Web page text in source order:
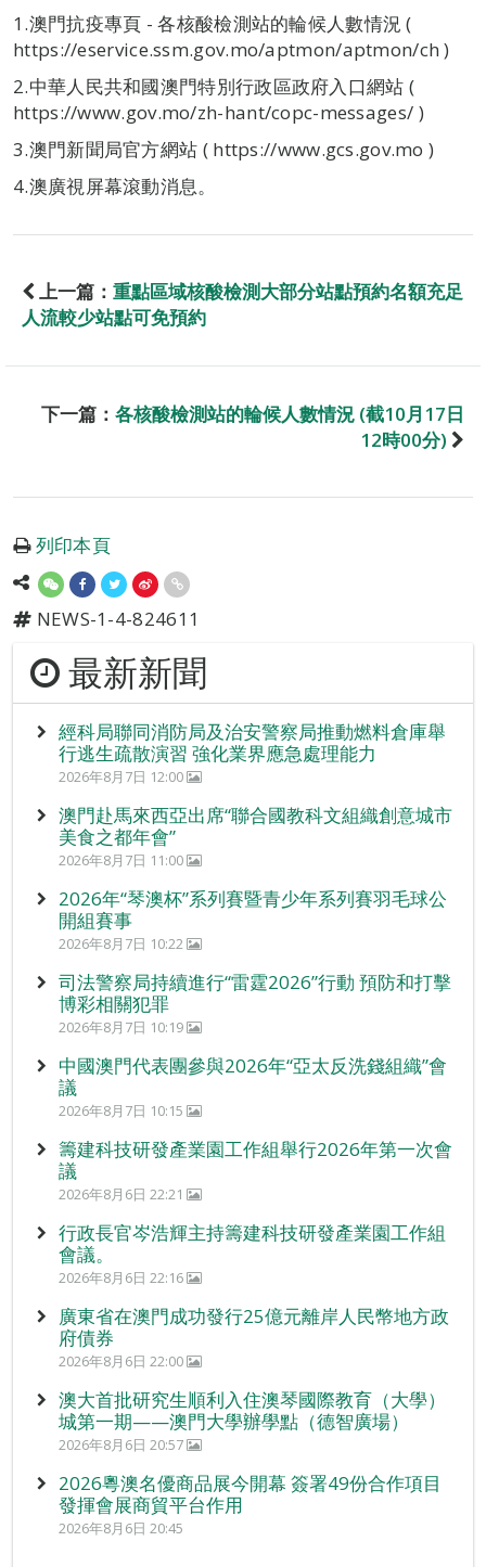
1.澳門抗疫專頁 - 各核酸檢測站的輪候人數情況 (
https://eservice.ssm.gov.mo/aptmon/aptmon/ch )
2.中華人民共和國澳門特別行政區政府入口網站 (
https://www.gov.mo/zh-hant/copc-messages/ )
3.澳門新聞局官方網站 ( https://www.gcs.gov.mo )
4.澳廣視屏幕滾動消息。
上一篇： 重點區域核酸檢測大部分站點預約名額充足
人流較少站點可免預約
下一篇： 各核酸檢測站的輪候人數情況 (截10月17日
12時00分)
列印本頁
NEWS-1-4-824611
最新新聞
經科局聯同消防局及治安警察局推動燃料倉庫舉
行逃生疏散演習 強化業界應急處理能力
2026年8月7日 12:00
澳門赴馬來西亞出席“聯合國教科文組織創意城市
美食之都年會”
2026年8月7日 11:00
2026年“琴澳杯”系列賽暨青少年系列賽羽毛球公
開組賽事
2026年8月7日 10:22
司法警察局持續進行“雷霆2026”行動 預防和打擊
博彩相關犯罪
2026年8月7日 10:19
中國澳門代表團參與2026年“亞太反洗錢組織”會
議
2026年8月7日 10:15
籌建科技研發產業園工作組舉行2026年第一次會
議
2026年8月6日 22:21
行政長官岑浩輝主持籌建科技研發產業園工作組
會議。
2026年8月6日 22:16
廣東省在澳門成功發行25億元離岸人民幣地方政
府債券
2026年8月6日 22:00
澳大首批研究生順利入住澳琴國際教育（大學）
城第一期——澳門大學辦學點（德智廣場）
2026年8月6日 20:57
2026粵澳名優商品展今開幕 簽署49份合作項目
發揮會展商貿平台作用
2026年8月6日 20:45